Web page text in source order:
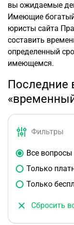
вы ожидаемые
Имеющие
юристы сайта
составить
определенный
имеющемся.
Последние
Фильтры
Все вопросы
Только
Только
Сбросить